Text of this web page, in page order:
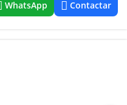
WhatsApp Contactar